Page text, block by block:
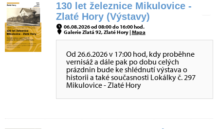
130 let železnice Mikulovice -
Zlaté Hory (Výstavy)
06.08.2026 od 08:00 do 16:00 hod.
Galerie Zlatá 92, Zlaté Hory |Mapa
Od 26.6.2026 v 17:00 hod, kdy proběhne
vernisáž a dále pak po dobu celých
prázdnin bude ke shlédnutí výstava o
historii a také současnosti Lokálky č. 297
Mikulovice - Zlaté Hory